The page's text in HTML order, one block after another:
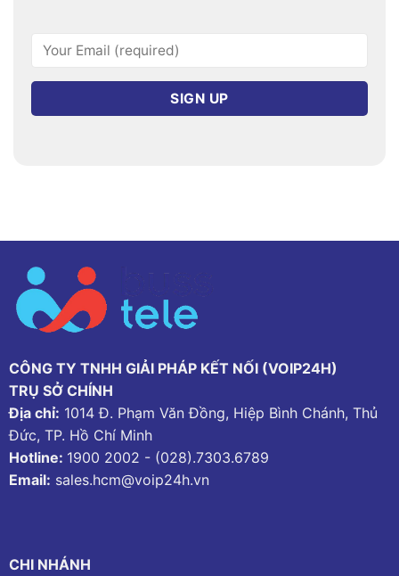
CÔNG TY TNHH GIẢI PHÁP KẾT NỐI (VOIP24H)
TRỤ SỞ CHÍNH
Địa chỉ: 1014 Đ. Phạm Văn Đồng, Hiệp Bình Chánh, Thủ
Đức, TP. Hồ Chí Minh
Hotline: 1900 2002 - (028).7303.6789
Email: sales.hcm@voip24h.vn
CHI NHÁNH